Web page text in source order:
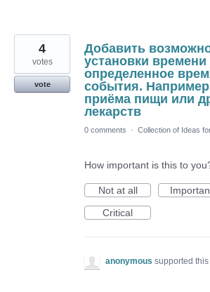
Добавить
установки
определенное
события.
приёма пищи или
лекарств
4
votes
vote
0 comments · Collection of Ideas
How important is this to
Not at all
Critical
anonymous supported